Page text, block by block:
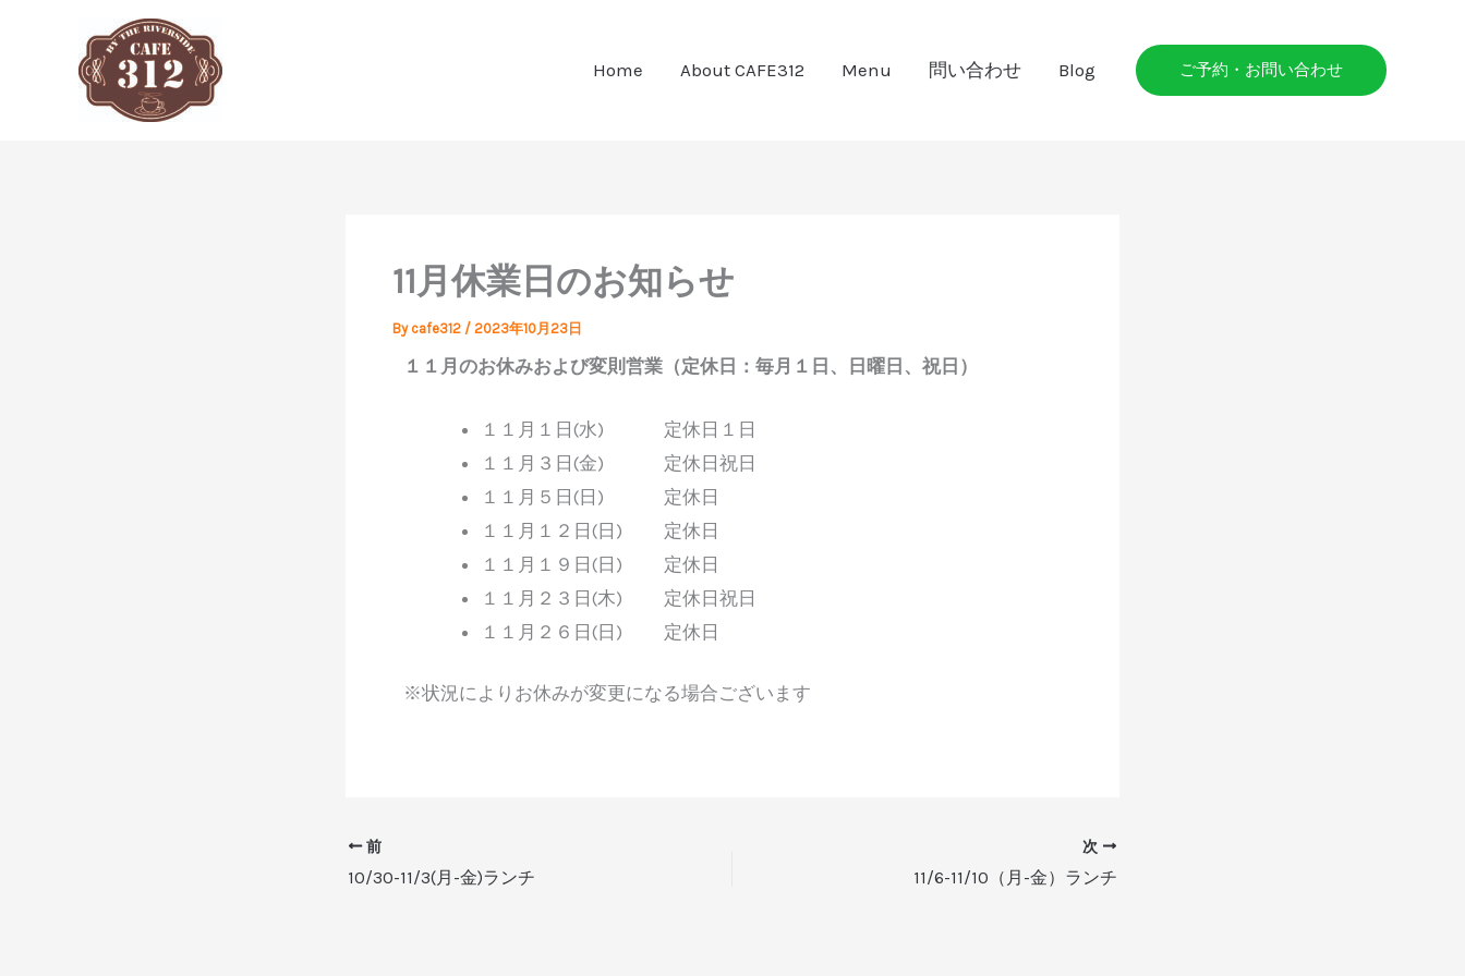
Home About CAFE312 Menu 問い合わせ Blog ご予約・お問い合わせ
11月休業日のお知らせ
By cafe312 / 2023年10月23日
１１月のお休みおよび変則営業（定休日：毎月１日、日曜日、祝日）
１１月１日(水) 定休日１日
１１月３日(金) 定休日祝日
１１月５日(日) 定休日
１１月１２日(日) 定休日
１１月１９日(日) 定休日
１１月２３日(木) 定休日祝日
１１月２６日(日) 定休日
※状況によりお休みが変更になる場合ございます
前
10/30-11/3(月-金)ランチ
次
11/6-11/10（月-金）ランチ